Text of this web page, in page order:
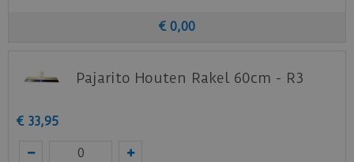
basis voor installatie van diverse bedekkingen.
112 egaline
voor de exacte toepassing en
technische gegevens.
Klikhier
Verbruik: Circa 1,7 kg/m² per mm
€ 0,00
Pajarito Houten Rakel 60cm - R3
€ 33,95